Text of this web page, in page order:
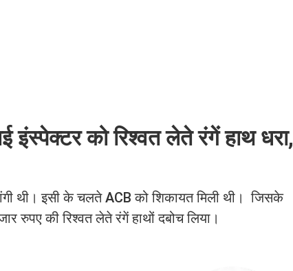
इंस्पेक्टर को रिश्वत लेते रंगें हाथ धरा,
थी। इसी के चलते ACB को शिकायत मिली थी। जिसके
रुपए की रिश्वत लेते रंगें हाथों दबोच लिया।